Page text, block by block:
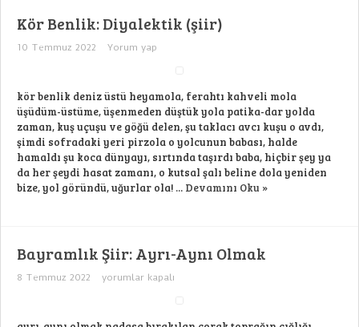
Kör Benlik: Diyalektik (şiir)
10 Temmuz 2022 Yorum yap
kör benlik deniz üstü heyamola, ferahtı kahveli mola
üşüdüm-üstüme, üşenmeden düştük yola patika-dar yolda
zaman, kuş uçuşu ve göğü delen, şu taklacı avcı kuşu o avdı,
şimdi sofradaki yeri pirzola o yolcunun babası, halde
hamaldı şu koca dünyayı, sırtında taşırdı baba, hiçbir şey ya
da her şeydi hasat zamanı, o kutsal şalı beline dola yeniden
bize, yol göründü, uğurlar ola! ... Devamını Oku »
Bayramlık Şiir: Ayrı-Aynı Olmak
8 Temmuz 2022
Bayramlık
Olmak
yorumlar kapalı